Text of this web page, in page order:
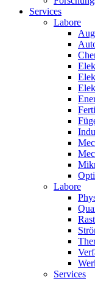
Services
Labore
Labore
Services